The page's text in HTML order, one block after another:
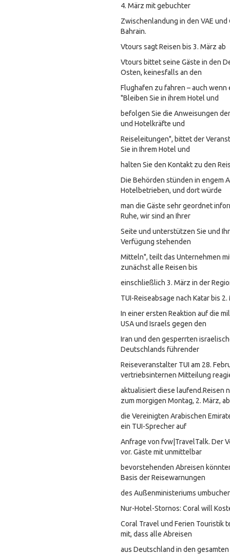
4. März mit gebuchter
Zwischenlandung in den VAE und
Bahrain.
Vtours sagt Reisen bis 3. März ab
Vtours bittet seine Gäste in den
Osten, keinesfalls an den
Flughafen zu fahren – auch wenn
"Bleiben Sie in ihrem Hotel und
befolgen Sie die Anweisungen
und Hotelkräfte und
Reiseleitungen", bittet der
Sie in Ihrem Hotel und
halten Sie den Kontakt zu den
Die Behörden stünden in engem
Hotelbetrieben, und dort würde
man die Gäste sehr geordnet
Ruhe, wir sind an Ihrer
Seite und unterstützen Sie und
Verfügung stehenden
Mitteln", teilt das Unternehmen
zunächst alle Reisen bis
einschließlich 3. März in der
TUI-Reiseabsage nach Katar bis 2.
In einer ersten Reaktion auf die
USA und Israels gegen den
Iran und den gesperrten
Deutschlands führender
Reiseveranstalter TUI am 28.
vertriebsinternen Mitteilung
aktualisiert diese laufend.Reisen
zum morgigen Montag, 2. März,
die Vereinigten Arabischen
ein TUI-Sprecher auf
Anfrage von fvw|TravelTalk. Der
vor. Gäste mit unmittelbar
bevorstehenden Abreisen
Basis der Reisewarnungen
des Außenministeriums
Nur-Hotel-Stornos: Coral will
Coral Travel und Ferien Touristik
mit, dass alle Abreisen
aus Deutschland in den